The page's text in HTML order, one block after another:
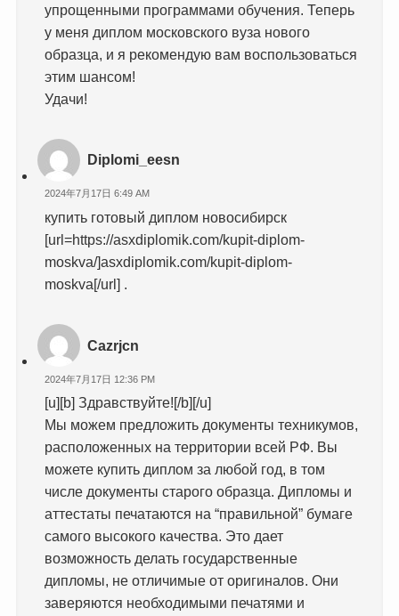
упрощенными программами обучения. Теперь
у меня диплом московского вуза нового
образца, и я рекомендую вам воспользоваться
этим шансом!
Удачи!
Diplomi_eesn
2024年7月17日 6:49 AM
купить готовый диплом новосибирск
[url=https://asxdiplomik.com/kupit-diplom-
moskva/]asxdiplomik.com/kupit-diplom-
moskva[/url] .
Cazrjcn
2024年7月17日 12:36 PM
[u][b] Здравствуйте![/b][/u]
Мы можем предложить документы техникумов,
расположенных на территории всей РФ. Вы
можете купить диплом за любой год, в том
числе документы старого образца. Дипломы и
аттестаты печатаются на “правильной” бумаге
самого высокого качества. Это дает
возможность делать государственные
дипломы, не отличимые от оригиналов. Они
заверяются необходимыми печатями и